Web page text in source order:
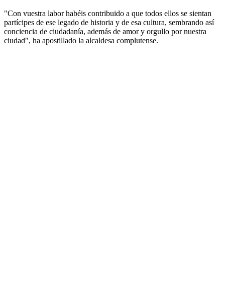
"Con vuestra labor habéis contribuido a que todos ellos se sientan
partícipes de ese legado de historia y de esa cultura, sembrando así
conciencia de ciudadanía, además de amor y orgullo por nuestra
ciudad", ha apostillado la alcaldesa complutense.